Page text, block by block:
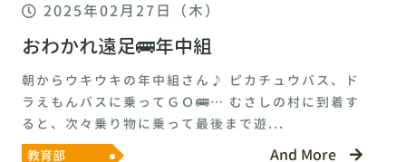
2025年02月27日（木）
おわかれ遠足🚌年中組
朝からウキウキの年中組さん♪ ピカチュウバス、ド
ラえもんバスに乗ってＧＯ🚌… むさしの村に到着す
ると、次々乗り物に乗って最後まで遊...
教育部
And More